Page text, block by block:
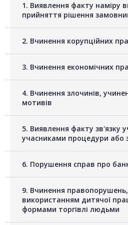
1. Виявлення факту наміру
прийняття рішення
2. Вчинення корупційних
3. Вчинення економічних
4. Вчинення злочинів,
мотивів
5. Виявлення факту зв'язку
учасниками процедури або
6. Порушення справ про
9. Вчинення
використанням дитячої
формами торгівлі людьми